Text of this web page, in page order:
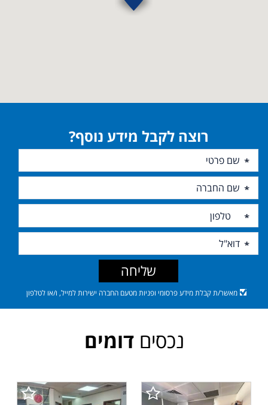
רוצה לקבל מידע נוסף?
מאשר/ת קבלת מידע פרסומי ופניות מטעם החברה ישירות למייל, ו/או לטלפון
שליחה
נכסיםדומים